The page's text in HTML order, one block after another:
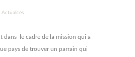
Actualités
dans le cadre de la mission qui a
pays de trouver un parrain qui